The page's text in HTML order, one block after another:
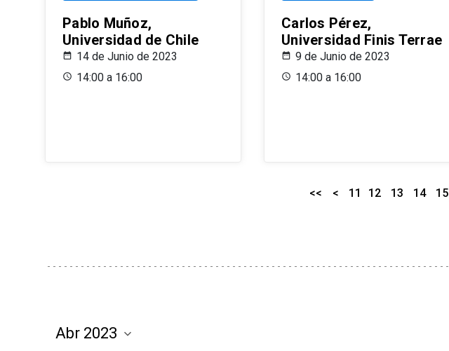
Pablo Muñoz,
Universidad de Chile
14 de Junio de 2023
14:00 a 16:00
Carlos Pérez,
Universidad Finis Terrae
9 de Junio de 2023
14:00 a 16:00
<< < 11 12 13 14 15